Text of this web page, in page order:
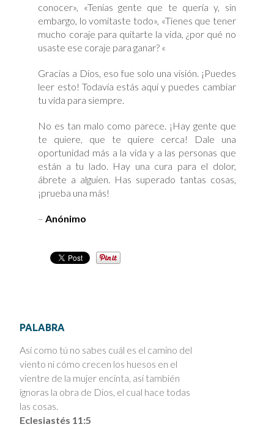
conocer», «Tenías gente que te quería y, sin
embargo, lo vomitaste todo», «Tienes que tener
mucho coraje para quitarte la vida, ¿por qué no
usaste ese coraje para ganar? «
Gracias a Dios, eso fue solo una visión. ¡Puedes
leer esto! Todavía estás aquí y puedes cambiar
tu vida para siempre.
No es tan malo como parece. ¡Hay gente que
te quiere, que te quiere cerca! Dale una
oportunidad más a la vida y a las personas que
están a tu lado. Hay una cura para el dolor,
ábrete a alguien. Has superado tantas cosas,
¡prueba una más!
– Anónimo
PALABRA
Así como tú no sabes cuál es el camino del
viento ni cómo crecen los huesos en el
vientre de la mujer encinta, así también
ignoras la obra de Dios, el cual hace todas
las cosas.
Eclesiastés 11:5